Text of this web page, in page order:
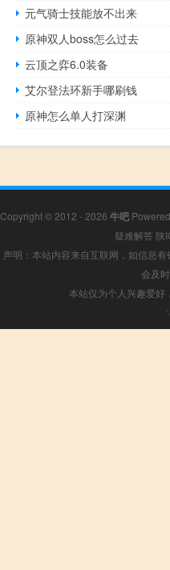
元气骑士技能放不出来
原神双人boss怎么过去
云顶之弈6.0装备
艾尔登法环新手哪刷钱
原神怎么单人打深渊
Copyright © 2012 - 2026 牛吧
疑难解答 陕
声明：本站内容来自互联网，如信息
会及
本站仅为个人兴趣爱好